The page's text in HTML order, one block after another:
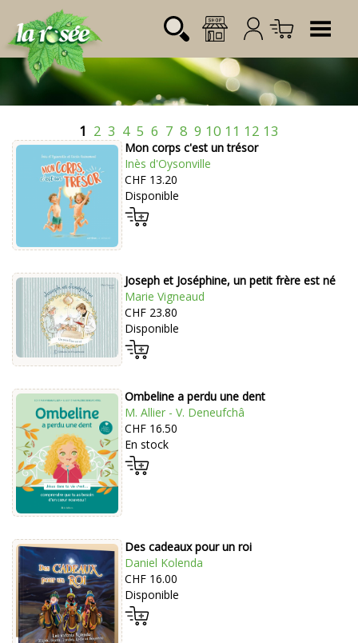
Login:
Mot de passe:
Désignation Référence Quantité
1 2 3 4 5 6 7 8 9 10 11 12 13
Mon corps c'est un trésor
Inès d'Oysonville
CHF 13.20
Disponible
Joseph et Joséphine, un petit frère est né
Marie Vigneaud
CHF 23.80
Disponible
Ombeline a perdu une dent
M. Allier - V. Deneufchâ
CHF 16.50
En stock
Des cadeaux pour un roi
Daniel Kolenda
CHF 16.00
Disponible